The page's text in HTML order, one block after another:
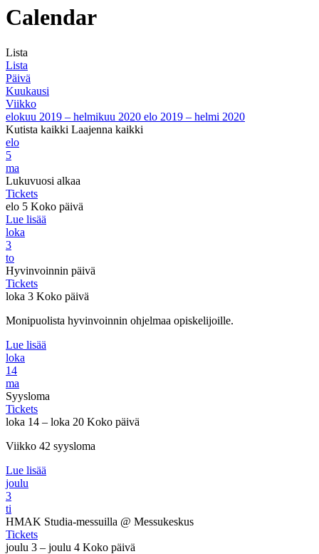
Calendar
Lista
Lista
Päivä
Kuukausi
Viikko
elokuu 2019 – helmikuu 2020 elo 2019 – helmi 2020
Kutista kaikki Laajenna kaikki
elo
5
ma
Lukuvuosi alkaa
Tickets
elo 5 Koko päivä
Lue lisää
loka
3
to
Hyvinvoinnin päivä
Tickets
loka 3 Koko päivä
Monipuolista hyvinvoinnin ohjelmaa opiskelijoille.
Lue lisää
loka
14
ma
Syysloma
Tickets
loka 14 – loka 20 Koko päivä
Viikko 42 syysloma
Lue lisää
joulu
3
ti
HMAK Studia-messuilla @ Messukeskus
Tickets
joulu 3 – joulu 4 Koko päivä